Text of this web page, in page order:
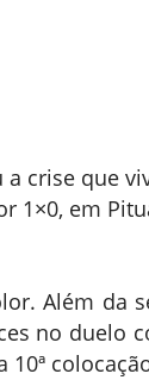
crise que
1×0, em
Além da
no duelo